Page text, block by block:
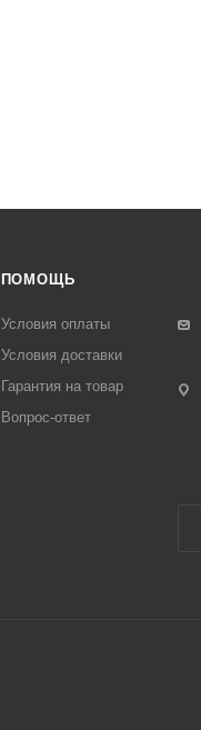
ПОМОЩЬ
Условия оплаты
Условия доставки
Гарантия на товар
Вопрос-ответ